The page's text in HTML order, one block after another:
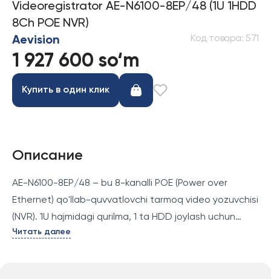
Videoregistrator AE-N6100-8EP/48 (1U 1HDD
8Ch POE NVR)
Aevision
Код товара: 571
1 927 600 so‘m
Купить в один клик
Описание
AE-N6100-8EP/48 – bu 8-kanalli POE (Power over
Ethernet) qo'llab-quvvatlovchi tarmoq video yozuvchisi
(NVR). 1U hajmidagi qurilma, 1 ta HDD joylash uchun
moslashtirilgan va 8 ta tarmoq kamerasini bir vaqtning
Читать далее